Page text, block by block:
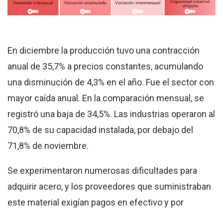
En diciembre la producción tuvo una contracción
anual de 35,7% a precios constantes, acumulando
una disminución de 4,3% en el año. Fue el sector con
mayor caída anual. En la comparación mensual, se
registró una baja de 34,5%. Las industrias operaron al
70,8% de su capacidad instalada, por debajo del
71,8% de noviembre.
Se experimentaron numerosas dificultades para
adquirir acero, y los proveedores que suministraban
este material exigían pagos en efectivo y por